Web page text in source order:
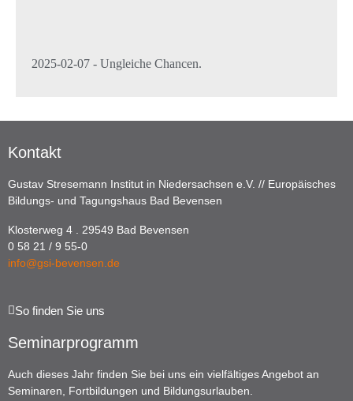
2025-02-07 - Ungleiche Chancen.
Kontakt
Gustav Stresemann Institut in Niedersachsen e.V. // Europäisches
Bildungs- und Tagungshaus Bad Bevensen
Klosterweg 4 . 29549 Bad Bevensen
0 58 21 / 9 55-0
info@gsi-bevensen.de
So finden Sie uns
Seminarprogramm
Auch dieses Jahr finden Sie bei uns ein vielfältiges Angebot an
Seminaren, Fortbildungen und Bildungsurlauben.